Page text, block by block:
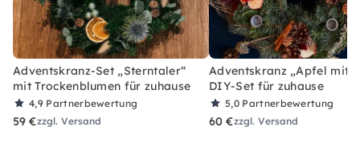
Adventskranz-Set „Sterntaler“
mit Trockenblumen für zuhause
4,9 Partnerbewertung
59 €zzgl. Versand
Adventskranz „Apfel mit
DIY-Set für zuhause
5,0 Partnerbewertung
60 €zzgl. Versand